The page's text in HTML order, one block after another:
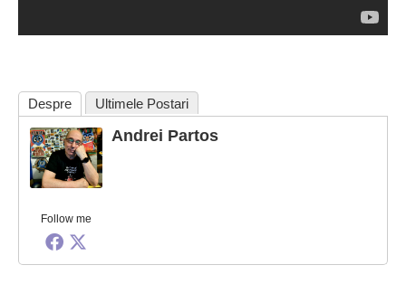
Despre Ultimele Postari
Follow me
Andrei Partos